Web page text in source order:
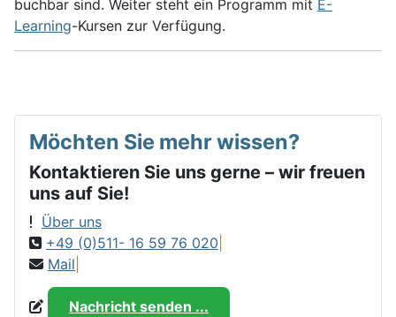
buchbar sind. Weiter steht ein Programm mit E-
Learning-Kursen zur Verfügung.
Möchten Sie mehr wissen?
Kontaktieren Sie uns gerne – wir freuen
uns auf Sie!
Über uns
+49 (0)511- 16 59 76 020
Mail
Nachricht senden ...